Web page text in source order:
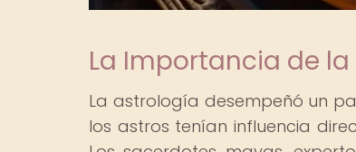
La Importancia de
La astrología desempeñó un
los astros tenían influencia